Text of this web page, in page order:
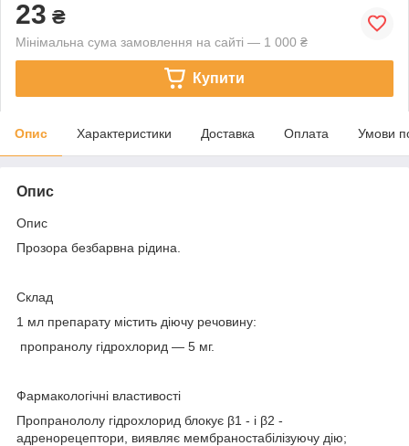
23 ₴
Мінімальна сума замовлення на сайті — 1 000 ₴
Купити
Опис Характеристики Доставка Оплата Умови
Опис
Опис
Прозора безбарвна рідина.
Склад
1 мл препарату містить діючу речовину:
пропранолу гідрохлорид — 5 мг.
Фармакологічні властивості
Пропранололу гідрохлорид блокує β1 - і β2 -
адренорецептори, виявляє мембраностабілізуючу дію;